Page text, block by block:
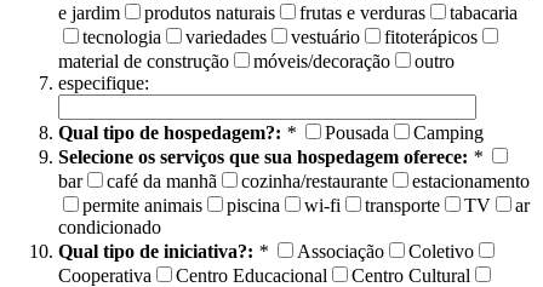
e jardim
produtos naturais frutas e verduras
tabacaria
tecnologia
variedades vestuário
fitoterápicos
material de construção
móveis/decoração
outro
especifique:
Qual tipo de hospedagem?: * Pousada
Camping
Selecione os serviços que sua hospedagem oferece: *
bar
café da manhã cozinha/restaurante
estacionamento
permite animais
piscina wi-fi transporte TV
ar
condicionado
Qual tipo de iniciativa?: * Associação
Coletivo
Cooperativa
Centro Educacional
Centro Cultural